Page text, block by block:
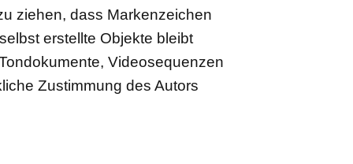
ziehen, dass Markenzeichen
erstellte Objekte bleibt
Videosequenzen
Zustimmung des Autors